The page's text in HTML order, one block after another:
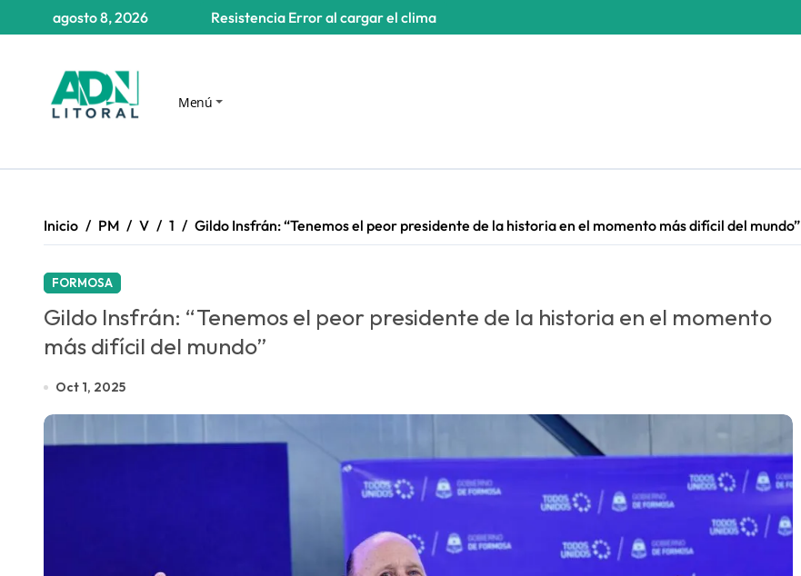
Resistencia Error al cargar el clima
agosto 8, 2026
Menú
Inicio PM V 1 Gildo Insfrán: “Tenemos el peor presidente de la historia en el momento más difícil del mundo”
FORMOSA
Gildo Insfrán: “Tenemos el peor presidente de la historia en el momento
más difícil del mundo”
Oct 1, 2025